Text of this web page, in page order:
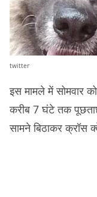
twitter
इस मामले में सोमवार
करीब 7 घंटे तक
सामने बिठाकर क्रॉस